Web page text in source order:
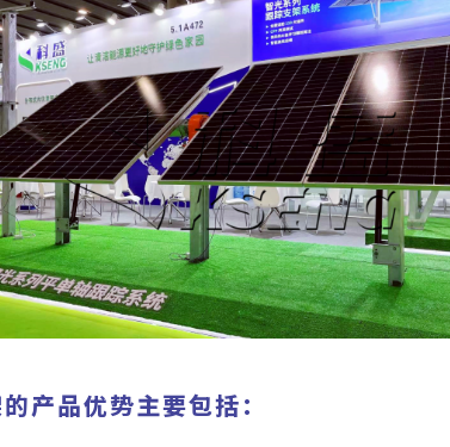
产品优势主要包括：